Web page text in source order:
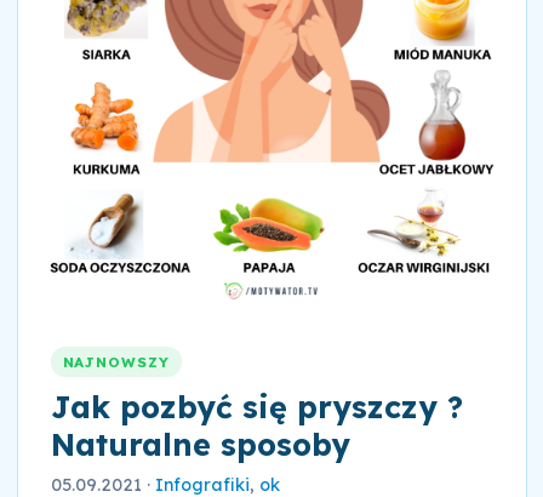
NAJNOWSZY
Jak pozbyć się pryszczy ?
Naturalne sposoby
05.09.2021 · Infografiki, ok